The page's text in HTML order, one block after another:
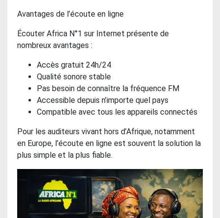
Avantages de l’écoute en ligne
Écouter Africa N°1 sur Internet présente de
nombreux avantages :
Accès gratuit 24h/24
Qualité sonore stable
Pas besoin de connaître la fréquence FM
Accessible depuis n’importe quel pays
Compatible avec tous les appareils connectés
Pour les auditeurs vivant hors d’Afrique, notamment
en Europe, l’écoute en ligne est souvent la solution la
plus simple et la plus fiable.